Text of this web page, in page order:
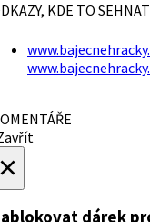
KDE TO SEHNAT
dárek